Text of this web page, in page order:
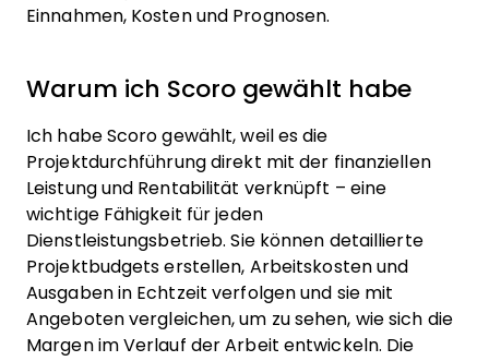
Einnahmen, Kosten und Prognosen.
Warum ich Scoro gewählt habe
Ich habe Scoro gewählt, weil es die
Projektdurchführung direkt mit der finanziellen
Leistung und Rentabilität verknüpft – eine
wichtige Fähigkeit für jeden
Dienstleistungsbetrieb. Sie können detaillierte
Projektbudgets erstellen, Arbeitskosten und
Ausgaben in Echtzeit verfolgen und sie mit
Angeboten vergleichen, um zu sehen, wie sich die
Margen im Verlauf der Arbeit entwickeln. Die